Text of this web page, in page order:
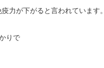
力が下がると言われています。
りで